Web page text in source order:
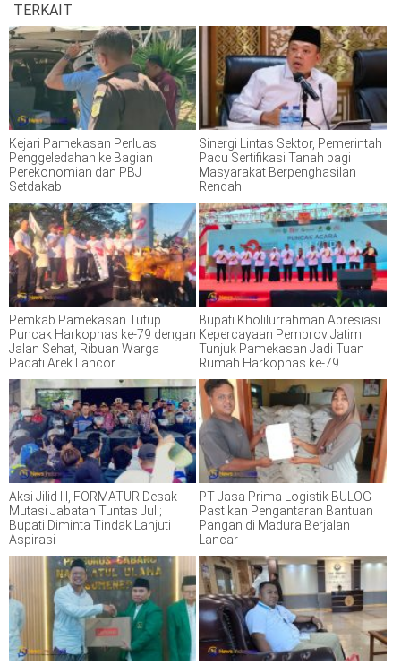
TERKAIT
Kejari Pamekasan Perluas
Penggeledahan ke Bagian
Perekonomian dan PBJ
Setdakab
Sinergi Lintas Sektor, Pemerintah
Pacu Sertifikasi Tanah bagi
Masyarakat Berpenghasilan
Rendah
Pemkab Pamekasan Tutup
Puncak Harkopnas ke-79 dengan
Jalan Sehat, Ribuan Warga
Padati Arek Lancor
Bupati Kholilurrahman Apresiasi
Kepercayaan Pemprov Jatim
Tunjuk Pamekasan Jadi Tuan
Rumah Harkopnas ke-79
Aksi Jilid III, FORMATUR Desak
Mutasi Jabatan Tuntas Juli;
Bupati Diminta Tindak Lanjuti
Aspirasi
PT Jasa Prima Logistik BULOG
Pastikan Pengantaran Bantuan
Pangan di Madura Berjalan
Lancar